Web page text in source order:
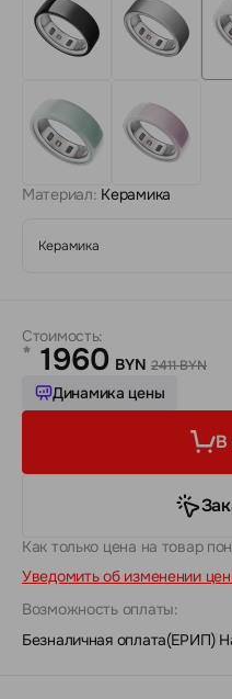
Материал: Керамика
Керамика
Стоимость:
* 1960 BYN 2411 BYN
Динамика цены
В
Как только цена на товар
Уведомить об изменении
Возможность оплаты:
Безналичная оплата(ЕРИП)|